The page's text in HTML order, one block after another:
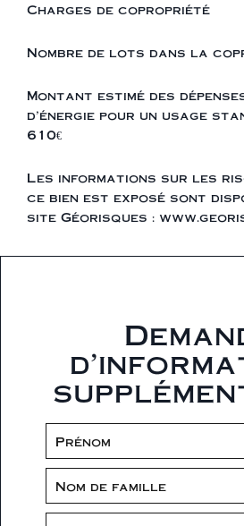
Charges de copropriété
Nombre de lots dans la
Montant estimé des
d'énergie pour un usage
610€
Les informations sur les
ce bien est exposé sont
site Géorisques :